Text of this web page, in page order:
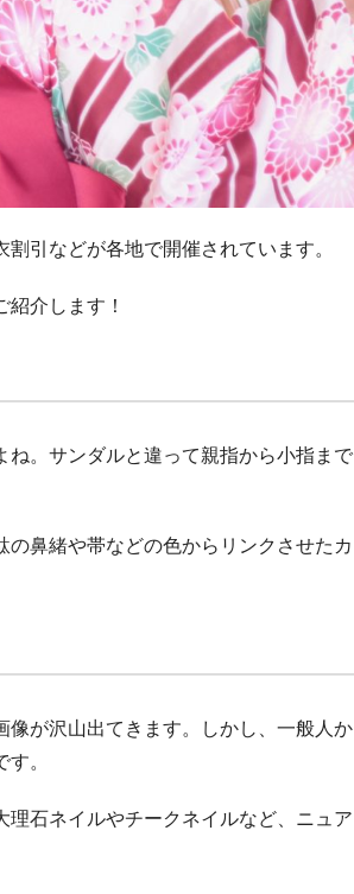
引などが各地で開催されています。
介します！
。サンダルと違って親指から小指まで
鼻緒や帯などの色からリンクさせたカ
像が沢山出てきます。しかし、一般人か
。
石ネイルやチークネイルなど、ニュア